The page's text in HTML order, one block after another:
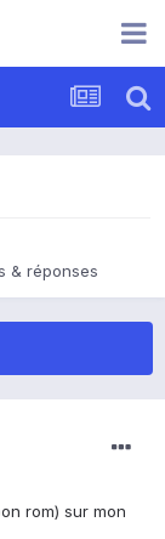
& réponses
rom) sur mon